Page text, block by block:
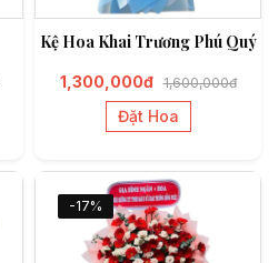
Kệ Hoa Khai Trương Phú Quý
1,300,000đ 1,600,000đ
Đặt Hoa
-17%